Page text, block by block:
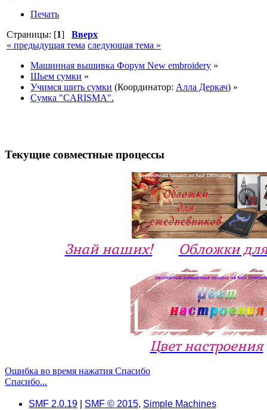
Печать
Страницы: [1] Вверх
« предыдущая тема следующая тема »
Машинная вышивка Форум New embroidery »
Шьем сумки »
Учимся шить сумки (Координатор: Алла Деркач) »
Сумка "CARISMA".
Текущие совместные процессы
Знай наших! Обложки
Цвет настроения
Ошибка во время нажатия Спасибо
Спасибо...
SMF 2.0.19 SMF © 2015, Simple Machines